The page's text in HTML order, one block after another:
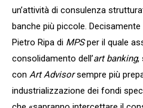
un’attività di consulenza
banche più piccole.
Pietro Ripa di MPSper il quale
consolidamento dell’art banking,
con Art Advisorsempre più
industrializzazione dei fondi